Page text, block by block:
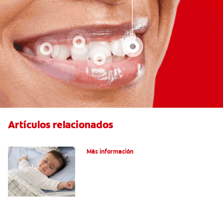
Artículos relacionados
Más información